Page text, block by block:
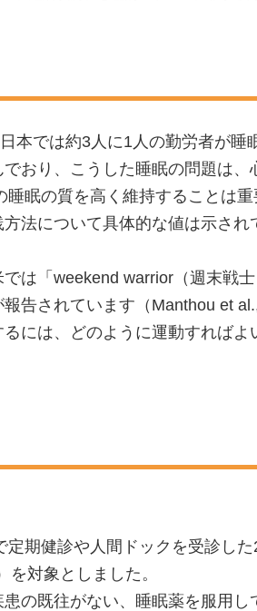
本では約3人に1人の勤労者が
おり、こうした睡眠の問題は
睡眠の質を高く維持することは
法について具体的な値は示され
は「weekend warrior（週末戦
告されています（Manthou et
には、どのように運動すれば
期健診や人間ドックを受診し
対象としました。
の既往がない、睡眠薬を服用